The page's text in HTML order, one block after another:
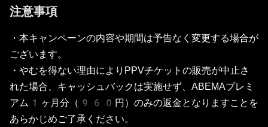
注意事項
・本キャンペーンの内容や期間は予告なく変更する場合が
ございます。
・やむを得ない理由によりPPVチケットの販売が中止さ
れた場合、キャッシュバックは実施せず、ABEMAプレミ
アム1ヶ月分（960円）のみの返金となりますことを
あらかじめご了承ください。